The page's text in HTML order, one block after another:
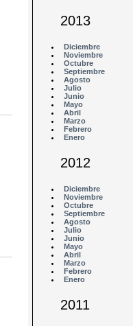
2013
Diciembre
Noviembre
Octubre
Septiembre
Agosto
Julio
Junio
Mayo
Abril
Marzo
Febrero
Enero
2012
Diciembre
Noviembre
Octubre
Septiembre
Agosto
Julio
Junio
Mayo
Abril
Marzo
Febrero
Enero
2011